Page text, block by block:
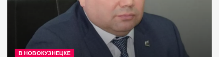
В НОВОКУЗНЕЦКЕ